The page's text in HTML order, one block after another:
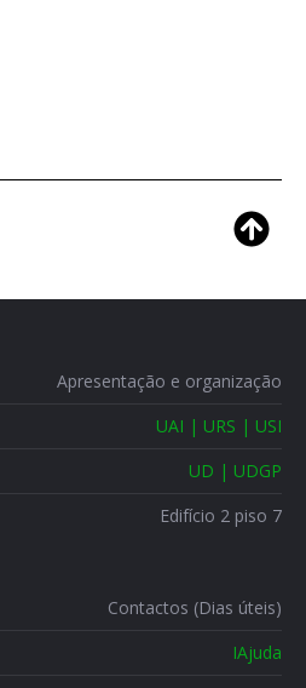
Apresentação e organização
UAI | URS | USI
UD | UDGP
Edifício 2 piso 7
Contactos (Dias úteis)
IAjuda